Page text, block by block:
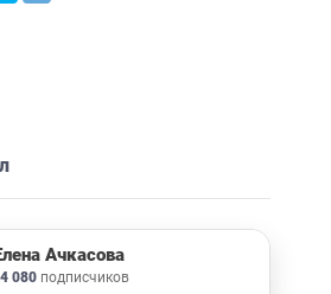
Ачкасова
080подписчиков
которая никогда не
как мысль: «Это
мной».